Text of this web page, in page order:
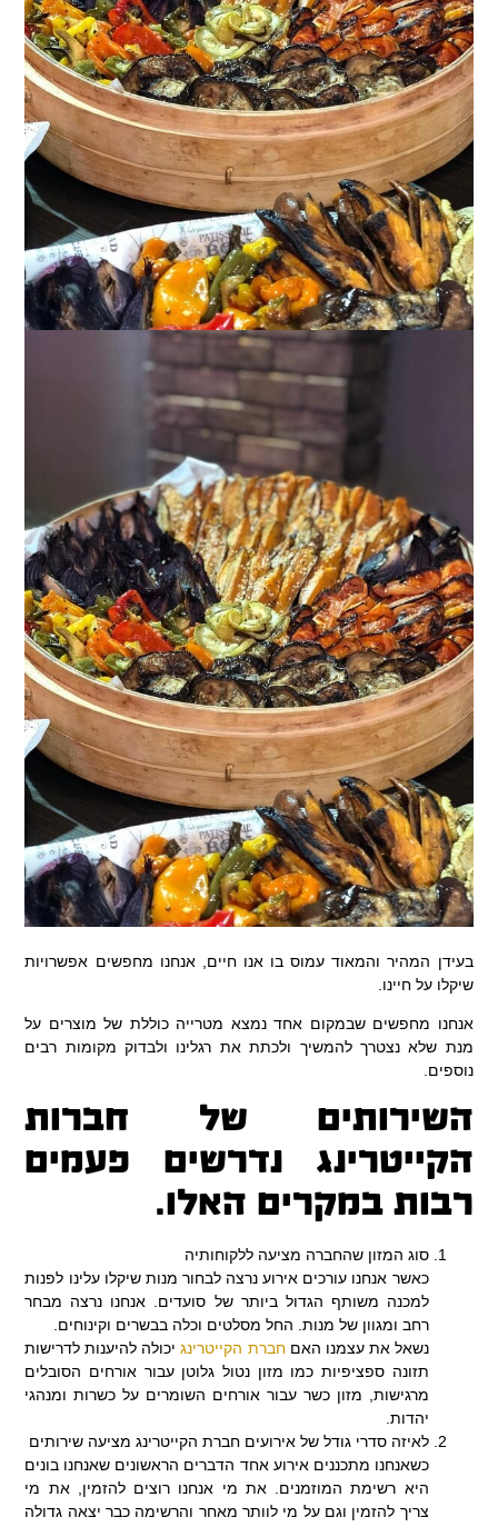
בעידן המהיר והמאוד עמוס בו אנו חיים, אנחנו מחפשים אפשרויות
שיקלו על חיינו.
אנחנו מחפשים שבמקום אחד נמצא מטרייה כוללת של מוצרים על
מנת שלא נצטרך להמשיך ולכתת את רגלינו ולבדוק מקומות רבים
נוספים.
השירותים של חברות
הקייטרינג נדרשים פעמים
רבות במקרים האלו.
סוג המזון שהחברה מציעה ללקוחותיה
כאשר אנחנו עורכים אירוע נרצה לבחור מנות שיקלו עלינו לפנות
למכנה משותף הגדול ביותר של סועדים. אנחנו נרצה מבחר
רחב ומגוון של מנות. החל מסלטים וכלה בבשרים וקינוחים.
נשאל את עצמנו האםחברת הקייטרינגיכולה להיענות לדרישות
תזונה ספציפיות כמו מזון נטול גלוטן עבור אורחים הסובלים
מרגישות, מזון כשר עבור אורחים השומרים על כשרות ומנהגי
יהדות.
לאיזה סדרי גודל של אירועים חברת הקייטרינג מציעה שירותים
כשאנחנו מתכננים אירוע אחד הדברים הראשונים שאנחנו בונים
היא רשימת המוזמנים. את מי אנחנו רוצים להזמין, את מי
צריך להזמין וגם על מי לוותר מאחר והרשימה כבר יצאה גדולה